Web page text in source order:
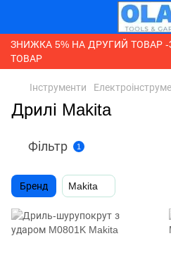
ЗНИЖКА 5% НА ДРУГИЙ ТОВАР
ТОВАР
Інструменти
Дрилі Makita
Фільтр 1
Бренд Makita